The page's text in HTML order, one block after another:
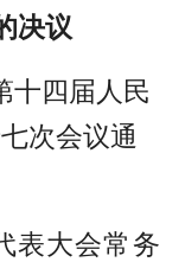
决议
十四届人民
次会议通
表大会常务